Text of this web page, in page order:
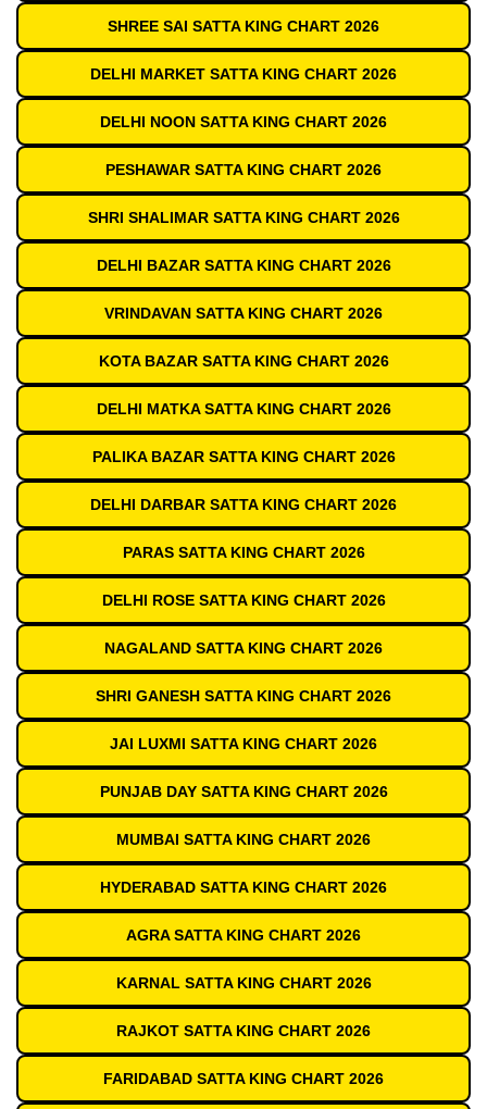
SHREE SAI SATTA KING CHART 2026
DELHI MARKET SATTA KING CHART 2026
DELHI NOON SATTA KING CHART 2026
PESHAWAR SATTA KING CHART 2026
SHRI SHALIMAR SATTA KING CHART 2026
DELHI BAZAR SATTA KING CHART 2026
VRINDAVAN SATTA KING CHART 2026
KOTA BAZAR SATTA KING CHART 2026
DELHI MATKA SATTA KING CHART 2026
PALIKA BAZAR SATTA KING CHART 2026
DELHI DARBAR SATTA KING CHART 2026
PARAS SATTA KING CHART 2026
DELHI ROSE SATTA KING CHART 2026
NAGALAND SATTA KING CHART 2026
SHRI GANESH SATTA KING CHART 2026
JAI LUXMI SATTA KING CHART 2026
PUNJAB DAY SATTA KING CHART 2026
MUMBAI SATTA KING CHART 2026
HYDERABAD SATTA KING CHART 2026
AGRA SATTA KING CHART 2026
KARNAL SATTA KING CHART 2026
RAJKOT SATTA KING CHART 2026
FARIDABAD SATTA KING CHART 2026